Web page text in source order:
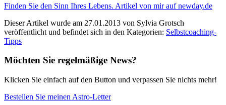
Finden Sie den Sinn Ihres Lebens. Artikel von mir auf newday.de
Dieser Artikel wurde am 27.01.2013 von Sylvia Grotsch
veröffentlicht und befindet sich in den Kategorien: Selbstcoaching-
Tipps
Möchten Sie regelmäßige News?
Klicken Sie einfach auf den Button und verpassen Sie nichts mehr!
Bestellen Sie meinen Astro-Letter